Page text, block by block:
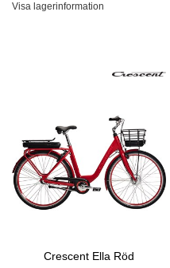
Visa lagerinformation
Crescent Ella Röd